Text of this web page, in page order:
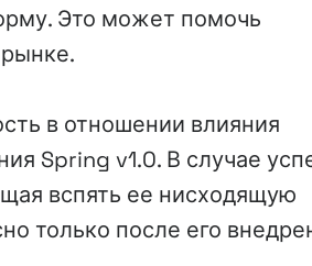
Это может помочь
в отношении влияния
Spring v1.0. В случае
вспять ее нисходящую
только после его